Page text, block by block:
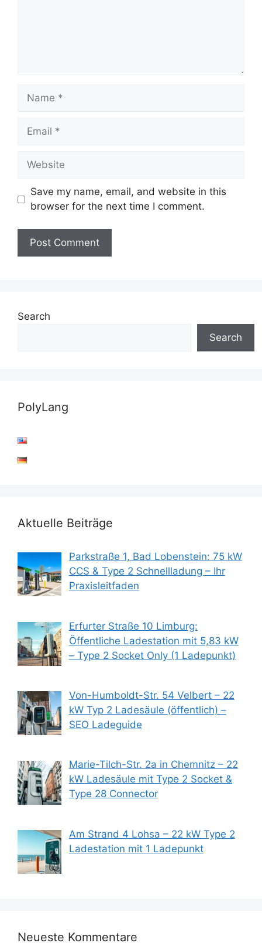
Name
Email
Website
Save my name, email, and website in this
browser for the next time I comment.
Search
Search
PolyLang
Aktuelle Beiträge
Parkstraße 1, Bad Lobenstein: 75 kW
CCS & Type 2 Schnellladung – Ihr
Praxisleitfaden
Erfurter Straße 10 Limburg:
Öffentliche Ladestation mit 5,83 kW
– Type 2 Socket Only (1 Ladepunkt)
Von-Humboldt-Str. 54 Velbert – 22
kW Typ 2 Ladesäule (öffentlich) –
SEO Ladeguide
Marie-Tilch-Str. 2a in Chemnitz – 22
kW Ladesäule mit Type 2 Socket &
Type 28 Connector
Am Strand 4 Lohsa – 22 kW Type 2
Ladestation mit 1 Ladepunkt
Neueste Kommentare